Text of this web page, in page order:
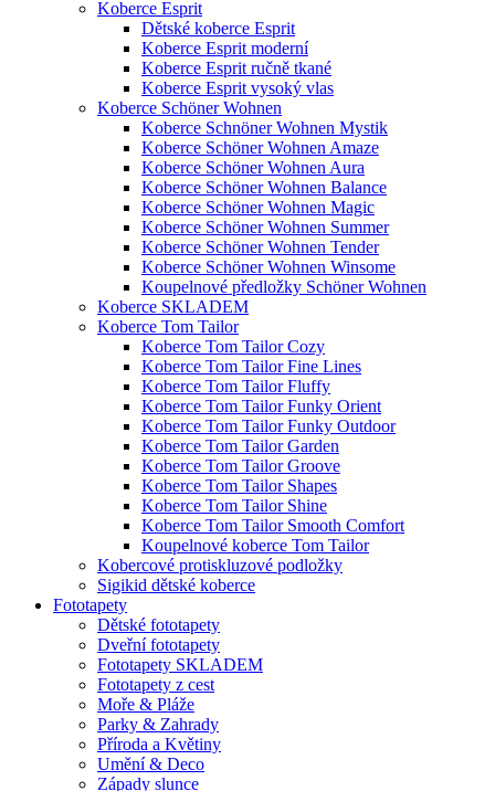
Koberce Esprit
Dětské koberce Esprit
Koberce Esprit moderní
Koberce Esprit ručně tkané
Koberce Esprit vysoký vlas
Koberce Schöner Wohnen
Koberce Schnöner Wohnen Mystik
Koberce Schöner Wohnen Amaze
Koberce Schöner Wohnen Aura
Koberce Schöner Wohnen Balance
Koberce Schöner Wohnen Magic
Koberce Schöner Wohnen Summer
Koberce Schöner Wohnen Tender
Koberce Schöner Wohnen Winsome
Koupelnové předložky Schöner Wohnen
Koberce SKLADEM
Koberce Tom Tailor
Koberce Tom Tailor Cozy
Koberce Tom Tailor Fine Lines
Koberce Tom Tailor Fluffy
Koberce Tom Tailor Funky Orient
Koberce Tom Tailor Funky Outdoor
Koberce Tom Tailor Garden
Koberce Tom Tailor Groove
Koberce Tom Tailor Shapes
Koberce Tom Tailor Shine
Koberce Tom Tailor Smooth Comfort
Koupelnové koberce Tom Tailor
Kobercové protiskluzové podložky
Sigikid dětské koberce
Fototapety
Dětské fototapety
Dveřní fototapety
Fototapety SKLADEM
Fototapety z cest
Moře & Pláže
Parky & Zahrady
Příroda a Květiny
Umění & Deco
Západy slunce